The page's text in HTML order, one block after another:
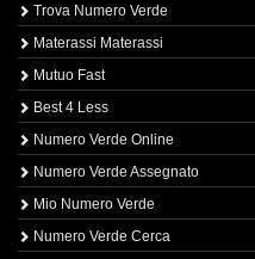
Trova Numero Verde
Materassi Materassi
Mutuo Fast
Best 4 Less
Numero Verde Online
Numero Verde Assegnato
Mio Numero Verde
Numero Verde Cerca